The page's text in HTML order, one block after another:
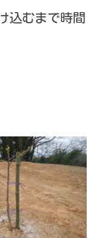
込むまで時間